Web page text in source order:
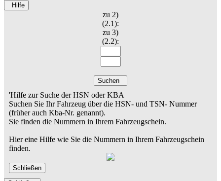
Hilfe
zu 2)
(2.1):
zu 3)
(2.2):
Suchen
'Hilfe zur Suche der HSN oder KBA
Suchen Sie Ihr Fahrzeug über die HSN- und TSN- Nummer
(früher auch Kba-Nr. genannt).
Sie finden die Nummern in Ihrem Fahrzeugschein.
Hier eine Hilfe wie Sie die Nummern in Ihrem Fahrzeugschein
finden.
Schließen